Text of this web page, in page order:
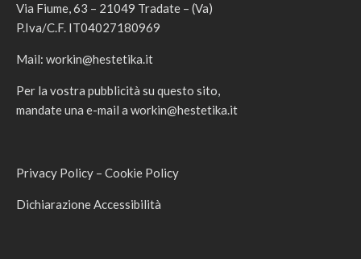
Via Fiume, 63 – 21049 Tradate – (Va)
P.Iva/C.F. IT04027180969
Mail: workin@hestetika.it
Per la vostra pubblicità su questo sito,
mandate una e-mail a workin@hestetika.it
Privacy Policy – Cookie Policy
Dichiarazione Accessibilità